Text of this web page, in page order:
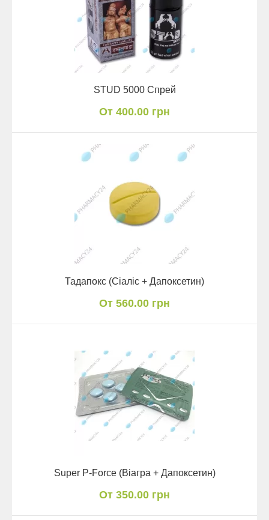
STUD 5000 Спрей
От 400.00 грн
Тадапокс (Сіаліс + Дапоксетин)
От 560.00 грн
Super P-Force (Віагра + Дапоксетин)
От 350.00 грн